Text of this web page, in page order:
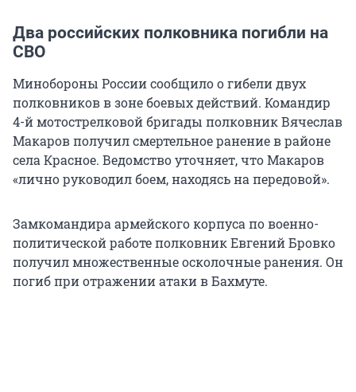
Два российских полковника погибли на
СВО
Минобороны России сообщило о гибели двух
полковников в зоне боевых действий. Командир
4-й мотострелковой бригады полковник Вячеслав
Макаров получил смертельное ранение в районе
села Красное. Ведомство уточняет, что Макаров
«лично руководил боем, находясь на передовой».
Замкомандира армейского корпуса по военно-
политической работе полковник Евгений Бровко
получил множественные осколочные ранения. Он
погиб при отражении атаки в Бахмуте.